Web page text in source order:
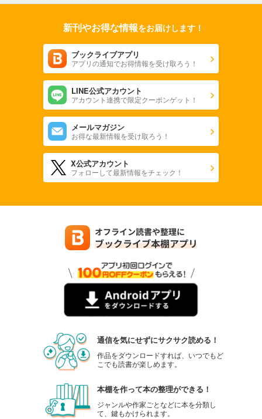
新刊やお得な情報をお届けします！
ブックライブアプリ
アプリの通知でお得情報を受け取ろう！
LINE公式アカウント
アカウント連携で限定クーポンゲット！
メールマガジン
お得な最新情報を受け取ろう！
X公式アカウント
フォローして最新情報をチェック！
通信を気にせずにサクサク読める！
作品をダウンロードすれば、いつでもど
こでも読書が楽しめます。
本棚を作って本の整理ができる！
ジャンルや作家ごとなどに本を分類し
て、鍵もかけられます。